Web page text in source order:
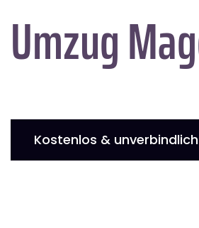
Umzug
Kostenlos &